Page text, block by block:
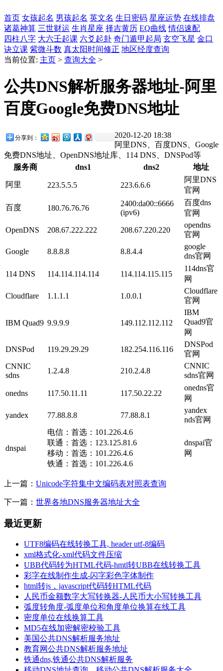
首页 女孩起名 男孩起名 英文名 生日密码 星座运势 在线排盘
诸葛神算 三世财运 生肖星座 择吉黄历 EQ曲线 情侣速配
四柱八字 大六壬起课 六爻起卦 奇门遁甲起局 玄空飞星 金口
诀立课 紫微斗数 真太阳时间修正 地区经度查询
当前位置: 主页 > 查询大全 >
公共DNS解析服务器地址-阿里
百度Google免费DNS地址
分享到：
2020-12-20 18:38
阿里DNS、百度DNS、Google
免费DNS地址、OpenDNS地址库、114 DNS、DNSPod等
服务商
dns1 dns2 地址
阿里 223.5.5.5 223.6.6.6
阿里DNS
官网
百度 180.76.76.76
2400:da00::6666
(ipv6)
百度dns
官网
OpenDNS
208.67.222.222 208.67.220.220
opendns
官网
Google
8.8.8.8 8.8.4.4
google
dns官网
114 DNS 114.114.114.114 114.114.115.115
114dns官
网
Cloudflare
1.1.1.1 1.0.0.1
Cloudflare
官网
IBM Quad9 9.9.9.9 149.112.112.112
IBM
Quad9官
网
DNSPod
119.29.29.29 182.254.116.116
DNSPod
官网
CNNIC
sdns
1.2.4.8 210.2.4.8
CNNIC
sdns官网
onedns 117.50.11.11 117.50.22.22
onedns官
网
yandex
77.88.8.8 77.88.8.1
yandex
nds官网
dnspai
电信：首选：101.226.4.6
联通：首选：123.125.81.6
移动：首选：101.226.4.6
铁通：首选：101.226.4.6
dnspai官
网
上一篇： Unicode字符集中文编码表对照表查询
下一篇： 世界各地DNS服务器地址大全
最近更新
UTF8编码在线转换工具, header utf-8编码
xml格式化-xml代码文件压缩
UBB代码转为HTML代码-hmtl转UBB在线转换工具
彩字在线制作生成-闪字彩色字体制作
html转js，javascript代码转HTML代码
人民币金额数字大写转换器-人民币大小写转换工具
弧度转角度-弧度单位和角度单位换算在线工具
密度单位在线换算工具
MD5在线加密解密校验工具
美国公共DNS解析服务地址
教育网公共DNS解析服务地址
铁通dns,铁通公共DNS解析服务